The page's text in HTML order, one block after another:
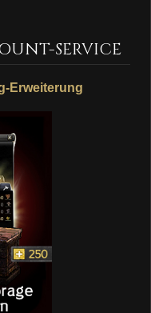
SERVICE
Erweiterung